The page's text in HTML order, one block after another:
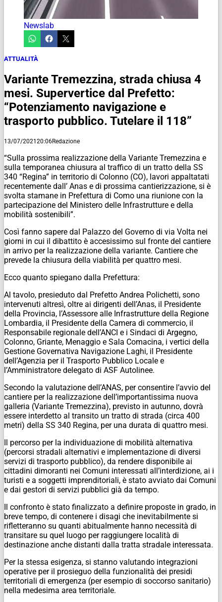
Newslab
ATTUALITÀ
Variante Tremezzina, strada chiusa 4
mesi. Supervertice dal Prefetto:
“Potenziamento navigazione e
trasporto pubblico. Tutelare il 118”
13/07/202120:06Redazione
“Sulla prossima realizzazione della Variante Tremezzina e
sulla temporanea chiusura al traffico di un tratto della SS
340 “Regina” in territorio di Colonno (CO), lavori appaltatati
recentemente dall’ Anas e di prossima cantierizzazione, si è
svolta stamane in Prefettura di Como una riunione con la
partecipazione del Ministero delle Infrastrutture e della
mobilità sostenibili”.
Così fanno sapere dal Palazzo del Governo di via Volta nei
giorni in cui il dibattito è accesissimo sul fronte del cantiere
in arrivo per la realizzazione della variante. Cantiere che
prevede la chiusura della viabilità per quattro mesi.
Ecco quanto spiegano dalla Prefettura:
Al tavolo, presieduto dal Prefetto Andrea Polichetti, sono
intervenuti altresì, oltre ai dirigenti dell’Anas, il Presidente
della Provincia, l’Assessore alle Infrastrutture della Regione
Lombardia, il Presidente della Camera di commercio, il
Responsabile regionale dell’ANCI e i Sindaci di Argegno,
Colonno, Griante, Menaggio e Sala Comacina, i vertici della
Gestione Governativa Navigazione Laghi, il Presidente
dell’Agenzia per il Trasporto Pubblico Locale e
l’Amministratore delegato di ASF Autolinee.
Secondo la valutazione dell’ANAS, per consentire l’avvio del
cantiere per la realizzazione dell’importantissima nuova
galleria (Variante Tremezzina), previsto in autunno, dovrà
essere interdetto al transito un tratto di strada (circa 400
metri) della SS 340 Regina, per una durata di quattro mesi.
Il percorso per la individuazione di mobilità alternativa
(percorsi stradali alternativi e implementazione di diversi
servizi di trasporto pubblico), da rendere disponibile ai
cittadini dimoranti nei Comuni interessati all’interdizione, ai i
turisti e a soggetti imprenditoriali, è stato avviato dai Comuni
e dai gestori di servizi pubblici già da tempo.
Il confronto è stato finalizzato a definire proposte in grado, in
breve tempo, di contenere i disagi che inevitabilmente si
rifletteranno su quanti abitualmente hanno necessità di
transitare su quel luogo per raggiungere località di
destinazione anche distanti dalla tratta stradale interessata.
Per la stessa esigenza, si stanno valutando integrazioni
operative per il prosieguo della funzionalità dei presidi
territoriali di emergenza (per esempio di soccorso sanitario)
nella medesima area territoriale.